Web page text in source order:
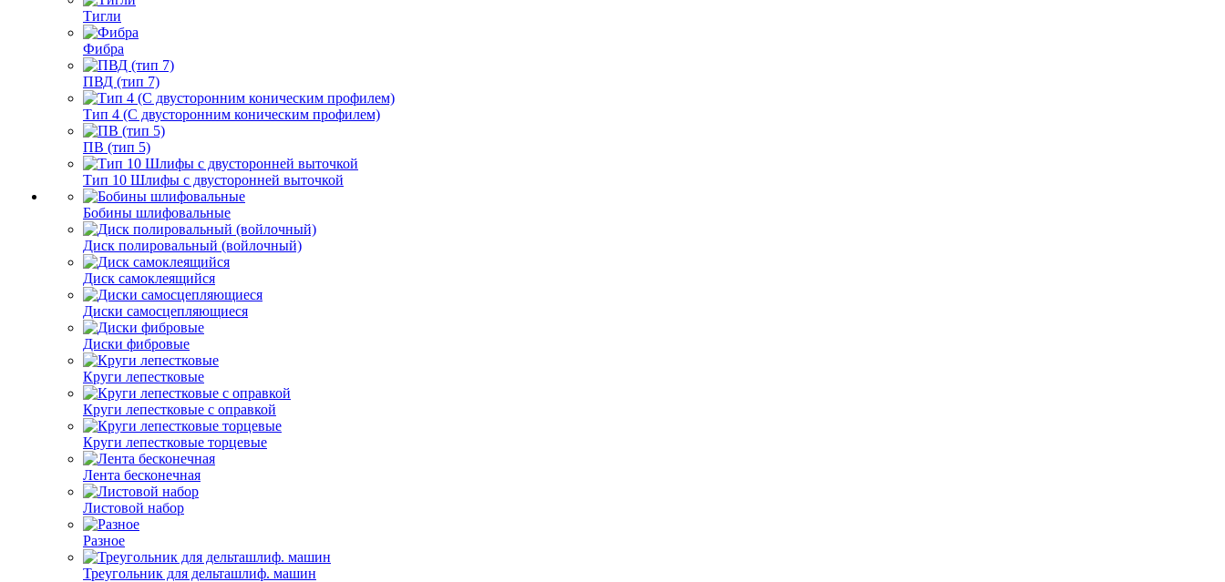
Тигли
Фибра
ПВД (тип 7)
Тип 4 (С двусторонним коническим профилем)
ПВ (тип 5)
Тип 10 Шлифы с двусторонней выточкой
Бобины шлифовальные
Диск полировальный (войлочный)
Диск самоклеящийся
Диски самосцепляющиеся
Диски фибровые
Круги лепестковые
Круги лепестковые с оправкой
Круги лепестковые торцевые
Лента бесконечная
Листовой набор
Разное
Треугольник для дельташлиф. машин